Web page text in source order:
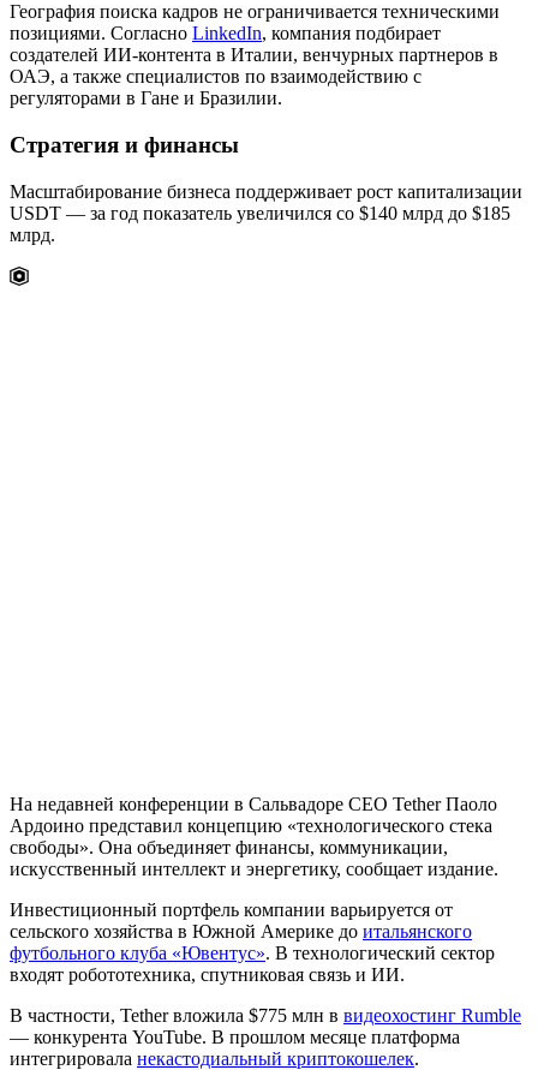
География поиска кадров не ограничивается техническими
позициями. Согласно LinkedIn, компания подбирает
создателей ИИ-контента в Италии, венчурных партнеров в
ОАЭ, а также специалистов по взаимодействию с
регуляторами в Гане и Бразилии.
Стратегия и финансы
Масштабирование бизнеса поддерживает рост капитализации
USDT — за год показатель увеличился со $140 млрд до $185
млрд.
На недавней конференции в Сальвадоре CEO Tether Паоло
Ардоино представил концепцию «технологического стека
свободы». Она объединяет финансы, коммуникации,
искусственный интеллект и энергетику, сообщает издание.
Инвестиционный портфель компании варьируется от
сельского хозяйства в Южной Америке до итальянского
футбольного клуба «Ювентус». В технологический сектор
входят робототехника, спутниковая связь и ИИ.
В частности, Tether вложила $775 млн в видеохостинг Rumble
— конкурента YouTube. В прошлом месяце платформа
интегрировала некастодиальный криптокошелек.